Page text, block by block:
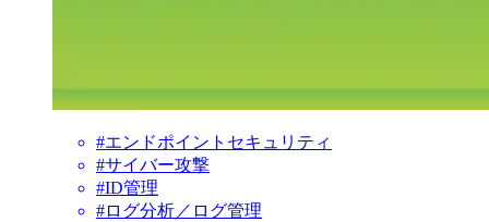
#エンドポイントセキュリティ
#サイバー攻撃
#ID管理
#ログ分析／ログ管理